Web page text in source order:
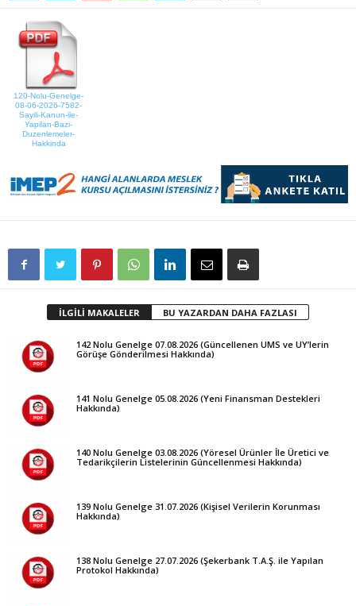
120-Nolu-Genelge-
08-06-2026-7582-
Sayili-Kanun-ile-
Yapilan-Bazi-
Duzenlemeler-
Hakkinda
İLGİLİ MAKALELER BU YAZARDAN DAHA FAZLASI
142 Nolu Genelge 07.08.2026 (Güncellenen UMS ve UY’lerin
Görüşe Gönderilmesi Hakkında)
141 Nolu Genelge 05.08.2026 (Yeni Finansman Destekleri
Hakkında)
140 Nolu Genelge 03.08.2026 (Yöresel Ürünler İle Üretici ve
Tedarikçilerin Listelerinin Güncellenmesi Hakkında)
139 Nolu Genelge 31.07.2026 (Kişisel Verilerin Korunması
Hakkında)
138 Nolu Genelge 27.07.2026 (Şekerbank T.A.Ş. ile Yapılan
Protokol Hakkında)